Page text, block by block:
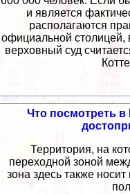
и является
располагаются
официальной столицей,
верховный суд
Что посмотреть
Территория, на
переходной зоной
зона здесь также